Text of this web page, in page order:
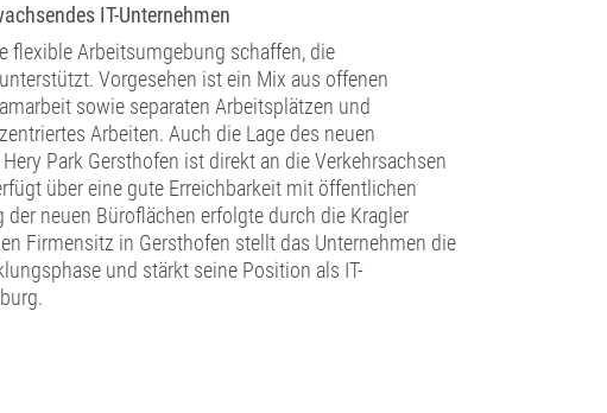
IT-Unternehmen
flexible Arbeitsumgebung schaffen, die
Vorgesehen ist ein Mix aus offenen
sowie separaten Arbeitsplätzen und
Arbeiten. Auch die Lage des neuen
Park Gersthofen ist direkt an die Verkehrsachsen
über eine gute Erreichbarkeit mit öffentlichen
neuen Büroflächen erfolgte durch die Kragler
Firmensitz in Gersthofen stellt das Unternehmen die
und stärkt seine Position als IT-